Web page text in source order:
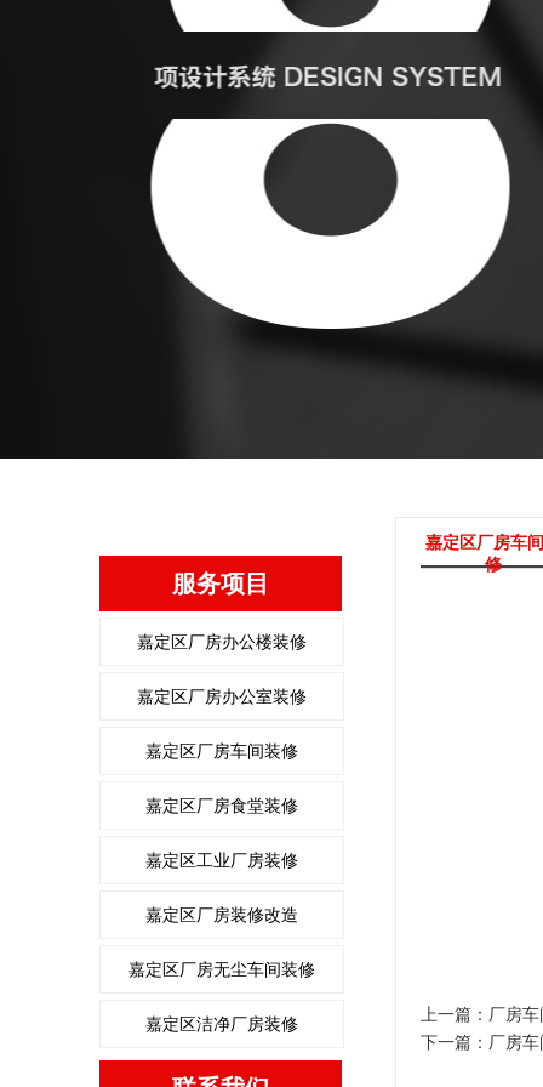
服务项目
嘉定区厂房办公楼装修
嘉定区厂房办公室装修
嘉定区厂房车间装修
嘉定区厂房食堂装修
嘉定区工业厂房装修
嘉定区厂房装修改造
嘉定区厂房无尘车间装修
嘉定区洁净厂房装修
嘉定区厂房车
修
上一篇： 厂房
下一篇： 厂房